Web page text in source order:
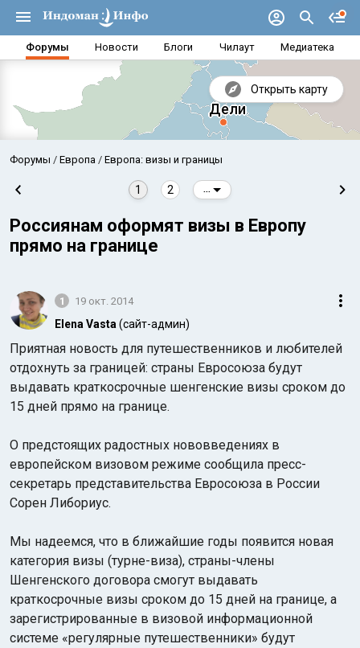
Форумы Новости Блоги Чилаут Медиатека
Открыть карту
Аравийское море
Индийский океан
Форумы Европа Европа: визы и границы
1 2
Россиянам оформят визы в Европу
прямо на границе
1 19 окт. 2014
Elena Vasta (сайт-админ)
Приятная новость для путешественников и любителей
отдохнуть за границей: страны Евросоюза будут
выдавать краткосрочные шенгенские визы сроком до
15 дней прямо на границе.
О предстоящих радостных нововведениях в
европейском визовом режиме сообщила пресс-
секретарь представительства Евросоюза в России
Сорен Либориус.
Мы надеемся, что в ближайшие годы появится новая
категория визы (турне-виза), страны-члены
Шенгенского договора смогут выдавать
краткосрочные визы сроком до 15 дней на границе, а
зарегистрированные в визовой информационной
системе «регулярные путешественники» будут